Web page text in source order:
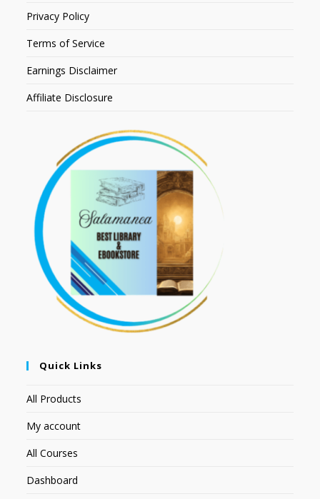
Privacy Policy
Terms of Service
Earnings Disclaimer
Affiliate Disclosure
Quick Links
All Products
My account
All Courses
Dashboard